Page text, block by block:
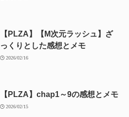
【PLZA】【M次元ラッシュ】ざ
っくりとした感想とメモ
2026/02/16
【PLZA】chap1～9の感想とメモ
2026/02/15